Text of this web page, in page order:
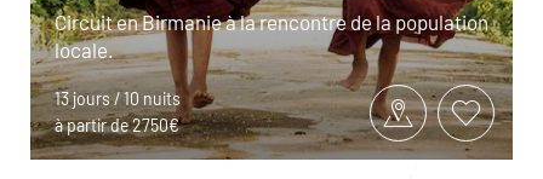
Circuit en Birmanie à la rencontre de la population
locale.
13 jours / 10 nuits
à partir de 2750€